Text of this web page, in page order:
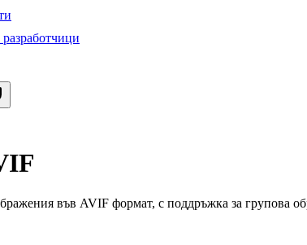
във AVIF формат, с поддръжка за групова